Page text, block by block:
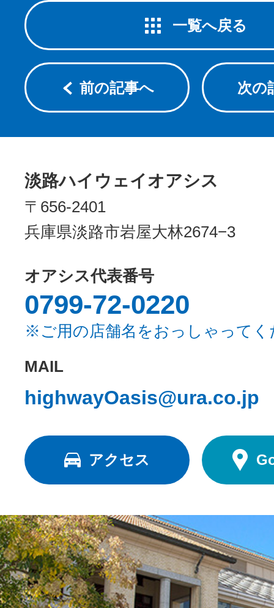
一覧へ戻る
前の記事へ 次の
淡路ハイウェイオアシス
〒656-2401
兵庫県淡路市岩屋大林2674−3
オアシス代表番号
0799-72-0220
※ご用の店舗名をおっしゃってく
MAIL
highwayOasis@ura.co.jp
アクセス